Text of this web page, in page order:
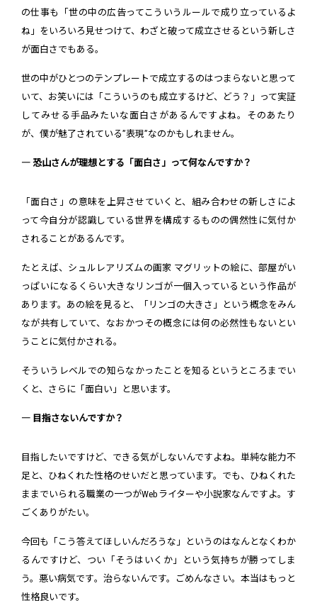
の仕事も「世の中の広告ってこういうルールで成り立っているよ
ね」をいろいろ見せつけて、わざと破って成立させるという新しさ
が面白さでもある。
世の中がひとつのテンプレートで成立するのはつまらないと思って
いて、お笑いには「こういうのも成立するけど、どう？」って実証
してみせる手品みたいな面白さがあるんですよね。そのあたり
が、僕が魅了されている”表現”なのかもしれません。
― 恐山さんが理想とする「面白さ」って何なんですか？
「面白さ」の意味を上昇させていくと、組み合わせの新しさによ
って今自分が認識している世界を構成するものの偶然性に気付か
されることがあるんです。
たとえば、シュルレアリズムの画家 マグリットの絵に、部屋がい
っぱいになるくらい大きなリンゴが一個入っているという作品が
あります。あの絵を見ると、「リンゴの大きさ」という概念をみん
なが共有していて、なおかつその概念には何の必然性もないとい
うことに気付かされる。
そういうレベルでの知らなかったことを知るというところまでい
くと、さらに「面白い」と思います。
― 目指さないんですか？
目指したいですけど、できる気がしないんですよね。単純な能力不
足と、ひねくれた性格のせいだと思っています。でも、ひねくれた
ままでいられる職業の一つがWebライターや小説家なんですよ。す
ごくありがたい。
今回も「こう答えてほしいんだろうな」というのはなんとなくわか
るんですけど、つい「そうはいくか」という気持ちが勝ってしま
う。悪い病気です。治らないんです。ごめんなさい。本当はもっと
性格良いです。